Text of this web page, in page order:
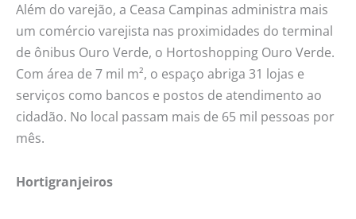
Além do varejão, a Ceasa Campinas administra mais
um comércio varejista nas proximidades do terminal
de ônibus Ouro Verde, o Hortoshopping Ouro Verde.
Com área de 7 mil m², o espaço abriga 31 lojas e
serviços como bancos e postos de atendimento ao
cidadão. No local passam mais de 65 mil pessoas por
mês.
Hortigranjeiros